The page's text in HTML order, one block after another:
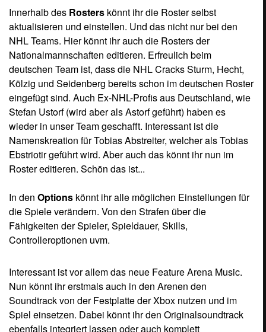
Innerhalb des Rosters könnt ihr die Roster selbst
aktualisieren und einstellen. Und das nicht nur bei den
NHL Teams. Hier könnt ihr auch die Rosters der
Nationalmannschaften editieren. Erfreulich beim
deutschen Team ist, dass die NHL Cracks Sturm, Hecht,
Kölzig und Seidenberg bereits schon im deutschen Roster
eingefügt sind. Auch Ex-NHL-Profis aus Deutschland, wie
Stefan Ustorf (wird aber als Astorf geführt) haben es
wieder in unser Team geschafft. Interessant ist die
Namenskreation für Tobias Abstreiter, welcher als Tobias
Ebstriotir geführt wird. Aber auch das könnt ihr nun im
Roster editieren. Schön das ist...
In den Options könnt ihr alle möglichen Einstellungen für
die Spiele verändern. Von den Strafen über die
Fähigkeiten der Spieler, Spieldauer, Skills,
Controlleroptionen uvm.
Interessant ist vor allem das neue Feature Arena Music.
Nun könnt ihr erstmals auch in den Arenen den
Soundtrack von der Festplatte der Xbox nutzen und im
Spiel einsetzen. Dabei könnt ihr den Originalsoundtrack
ebenfalls integriert lassen oder auch komplett